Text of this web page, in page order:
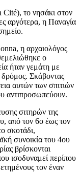
Cité), το νησάκι στον
αργότερα, η Παναγία
η αρχαιολόγος
ο
ήταν γεμάτη με
δρόμος. Σκάβοντας
αυτών των σπιτιών
αντιπροσωπεύουν.
σιτηρών της
από τον 6ο έως τον
σκοτάδι,
συνοικία του 4ου
βρίσκονται
ισοδυναμεί περίπου
τον έναν